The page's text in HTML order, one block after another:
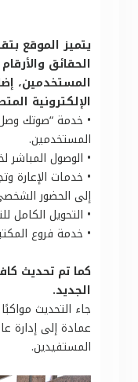
يتميز الموقع
الحقائق
المستخدمين،
الإلكترونية
• خدمة “صوتك
المستخدمين.
• الوصول المباشر
• خدمات الإعارة
إلى الحضور
• التحويل الكامل
• خدمة فروع
كما تم تحديث
الجديد.
جاء التحديث
عمادة إلى إدارة
المستفيدين.